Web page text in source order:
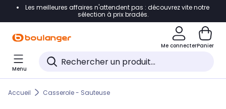
Accéder directement à la navigation
Accéder directement au pied de page
Accéder directement au chatbot
Les meilleures affaires n'attendent pas : découvrez vite notre
sélection à prix bradés.
Me connecterPanier
Menu
Accueil Casserole - Sauteuse